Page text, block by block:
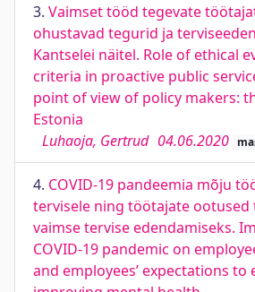
3. Vaimset tööd tegevate
ohustavad tegurid ja
Kantselei näitel. Role of ethical
criteria in proactive public
point of view of policy makers:
Estonia
Luhaoja, Gertrud 04.06.2020
4. COVID-19 pandeemia mõju
tervisele ning töötajate ootused
vaimse tervise edendamiseks.
COVID-19 pandemic on
and employees’ expectations to